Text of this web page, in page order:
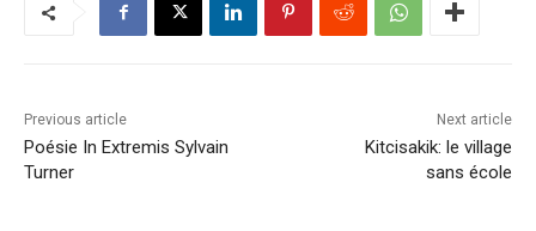
Previous article
Poésie In Extremis Sylvain
Turner
Next article
Kitcisakik: le village
sans école